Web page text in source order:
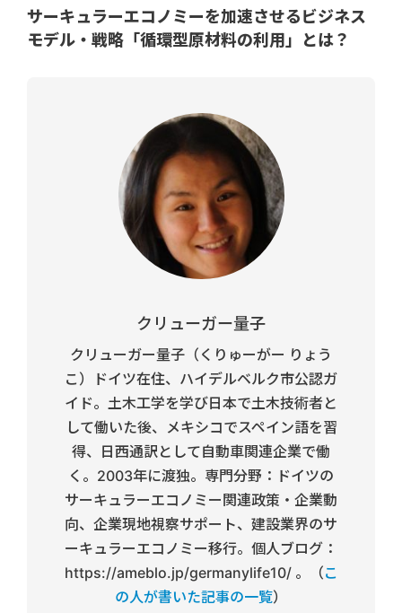
サーキュラーエコノミーを加速させるビジネス
モデル・戦略「循環型原材料の利用」とは？
クリューガー量子
クリューガー量子（くりゅーがー りょう
こ）ドイツ在住、ハイデルベルク市公認ガ
イド。土木工学を学び日本で土木技術者と
して働いた後、メキシコでスペイン語を習
得、日西通訳として自動車関連企業で働
く。2003年に渡独。専門分野：ドイツの
サーキュラーエコノミー関連政策・企業動
向、企業現地視察サポート、建設業界のサ
ーキュラーエコノミー移行。個人ブログ：
https://ameblo.jp/germanylife10/ 。（こ
の人が書いた記事の一覧）